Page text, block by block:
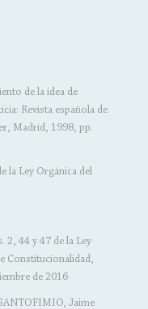
de la idea de
Revista española de
Madrid, 1998, pp.
la Ley Orgánica del
2, 44 y 47 de la Ley
Constitucionalidad,
de 2016
Jaime